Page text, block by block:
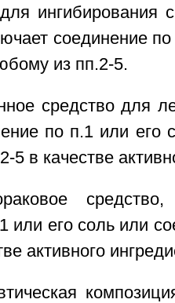
ингибирования
соединение
из пп.2-5.
средство для
по п.1 или его
5 в качестве
или его соль или
активного